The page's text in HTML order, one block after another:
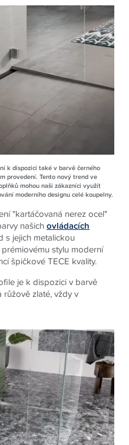
k dispozici také v barvě černého
provedení. Tento nový trend ve
mohou naši zákazníci využít
moderního designu celé koupelny.
"kartáčovaná nerez ocel"
našichovládacích
s jejich metalickou
stylu moderní
špičkové TECE kvality.
je k dispozici v barvě
zlaté, vždy v